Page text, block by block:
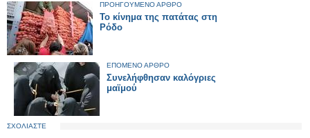
ΠΡΟΗΓΟΥΜΕΝΟ ΑΡΘΡΟ
Το κίνημα της πατάτας στη
Ρόδο
ΕΠΟΜΕΝΟ ΑΡΘΡΟ
Συνελήφθησαν καλόγριες
μαϊμού
ΣΧΟΛΙΑΣΤΕ